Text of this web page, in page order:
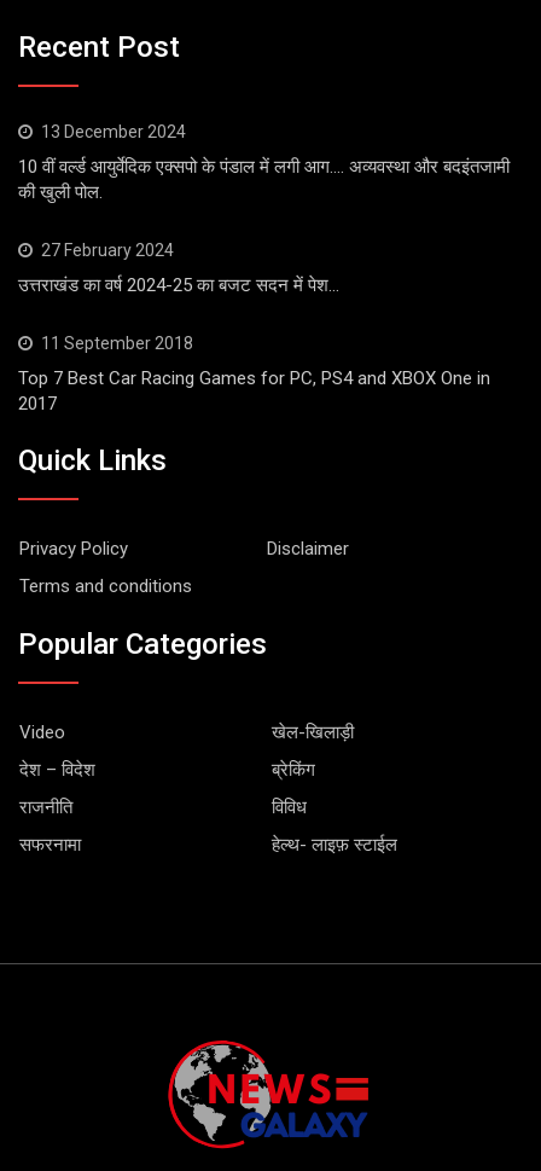
Recent Post
13 December 2024
10 वीं वर्ल्ड आयुर्वेदिक एक्सपो के पंडाल में लगी आग…. अव्यवस्था और बदइंतजामी
की खुली पोल.
27 February 2024
उत्तराखंड का वर्ष 2024-25 का बजट सदन में पेश…
11 September 2018
Top 7 Best Car Racing Games for PC, PS4 and XBOX One in
2017
Quick Links
Privacy Policy
Disclaimer
Terms and conditions
Popular Categories
Video
खेल-खिलाड़ी
देश – विदेश
ब्रेकिंग
राजनीति
विविध
सफरनामा
हेल्थ- लाइफ़ स्टाईल